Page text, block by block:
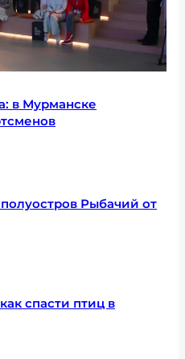
в Мурманске
Рыбачий от
спасти птиц в